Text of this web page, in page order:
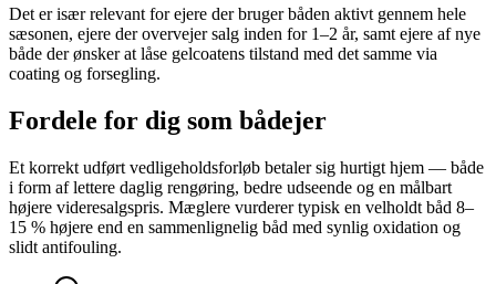
Det er især relevant for ejere der bruger båden aktivt gennem hele
sæsonen, ejere der overvejer salg inden for 1–2 år, samt ejere af nye
både der ønsker at låse gelcoatens tilstand med det samme via
coating og forsegling.
Fordele for dig som bådejer
Et korrekt udført vedligeholdsforløb betaler sig hurtigt hjem — både
i form af lettere daglig rengøring, bedre udseende og en målbart
højere videresalgspris. Mæglere vurderer typisk en velholdt båd 8–
15 % højere end en sammenlignelig båd med synlig oxidation og
slidt antifouling.